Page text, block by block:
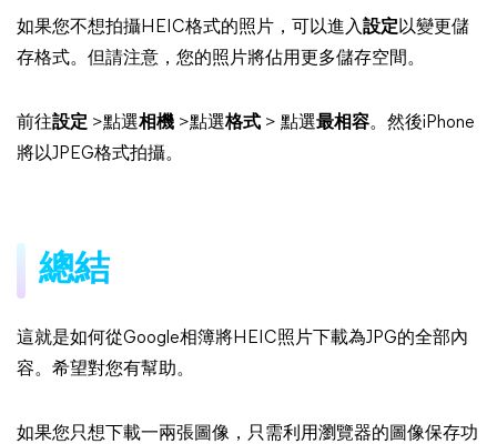
如果您不想拍攝HEIC格式的照片，可以進入設定以變更儲
存格式。但請注意，您的照片將佔用更多儲存空間。
前往設定 >點選相機 >點選格式 > 點選最相容。然後iPhone
將以JPEG格式拍攝。
總結
這就是如何從Google相簿將HEIC照片下載為JPG的全部內
容。希望對您有幫助。
如果您只想下載一兩張圖像，只需利用瀏覽器的圖像保存功